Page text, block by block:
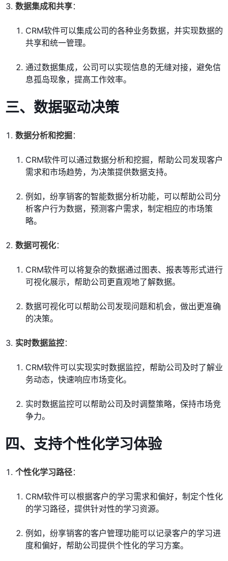
数据集成和共享：
CRM软件可以集成公司的各种业务数据，并实现数据的
共享和统一管理。
通过数据集成，公司可以实现信息的无缝对接，避免信
息孤岛现象，提高工作效率。
三、数据驱动决策
数据分析和挖掘：
CRM软件可以通过数据分析和挖掘，帮助公司发现客户
需求和市场趋势，为决策提供数据支持。
例如，纷享销客的智能数据分析功能，可以帮助公司分
析客户行为数据，预测客户需求，制定相应的市场策
略。
数据可视化：
CRM软件可以将复杂的数据通过图表、报表等形式进行
可视化展示，帮助公司更直观地了解数据。
数据可视化可以帮助公司发现问题和机会，做出更准确
的决策。
实时数据监控：
CRM软件可以实现实时数据监控，帮助公司及时了解业
务动态，快速响应市场变化。
实时数据监控可以帮助公司及时调整策略，保持市场竞
争力。
四、支持个性化学习体验
个性化学习路径：
CRM软件可以根据客户的学习需求和偏好，制定个性化
的学习路径，提供针对性的学习资源。
例如，纷享销客的客户管理功能可以记录客户的学习进
度和偏好，帮助公司提供个性化的学习方案。